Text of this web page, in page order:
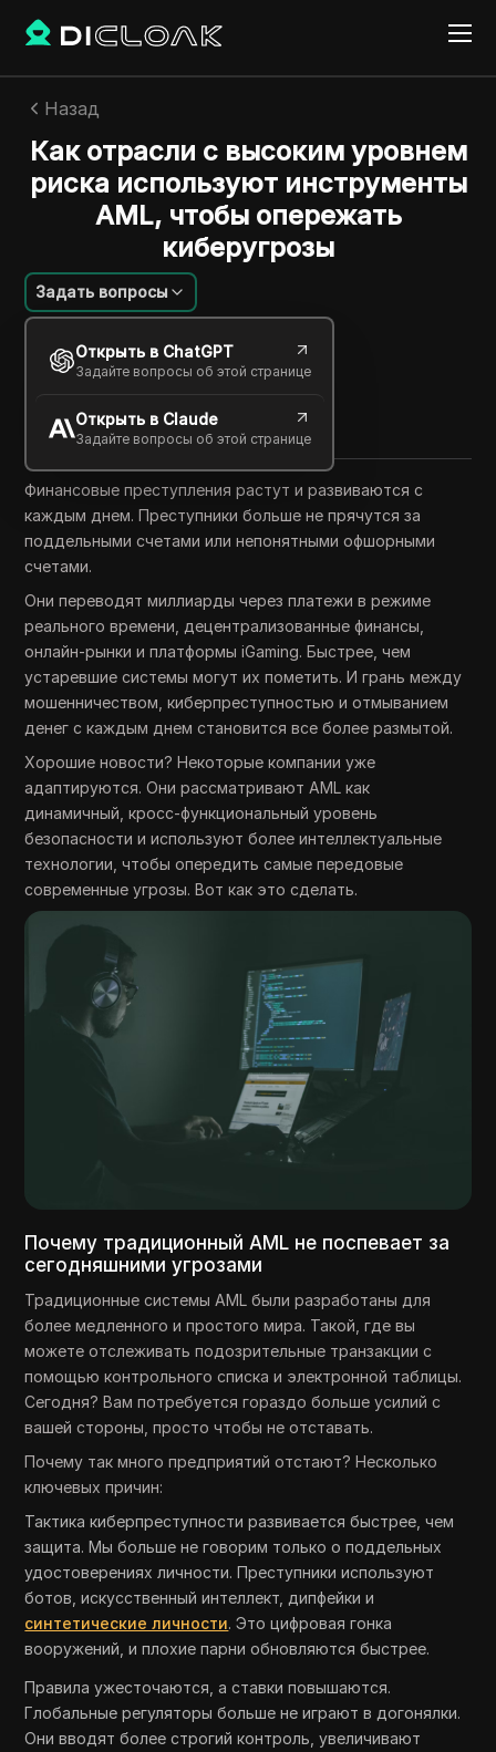
Назад
Как отрасли с высоким уровнем
риска используют инструменты
AML, чтобы опережать
киберугрозы
Задать вопросы
Открыть в ChatGPT
Задайте вопросы об этой странице
Открыть в Claude
Задайте вопросы об этой странице
Шарльс Мартинес
05 авг. 2025 4 минут
Copy Link
Финансовые преступления растут и развиваются с
каждым днем. Преступники больше не прячутся за
поддельными счетами или непонятными офшорными
счетами.
Они переводят миллиарды через платежи в режиме
реального времени, децентрализованные финансы,
онлайн-рынки и платформы iGaming. Быстрее, чем
устаревшие системы могут их пометить. И грань между
мошенничеством, киберпреступностью и отмыванием
денег с каждым днем становится все более размытой.
Хорошие новости? Некоторые компании уже
адаптируются. Они рассматривают AML как
динамичный, кросс-функциональный уровень
безопасности и используют более интеллектуальные
технологии, чтобы опередить самые передовые
современные угрозы. Вот как это сделать.
Почему традиционный AML не поспевает за
сегодняшними угрозами
Традиционные системы AML были разработаны для
более медленного и простого мира. Такой, где вы
можете отслеживать подозрительные транзакции с
помощью контрольного списка и электронной таблицы.
Сегодня? Вам потребуется гораздо больше усилий с
вашей стороны, просто чтобы не отставать.
Почему так много предприятий отстают? Несколько
ключевых причин:
Тактика киберпреступности развивается быстрее, чем
защита. Мы больше не говорим только о поддельных
удостоверениях личности. Преступники используют
ботов, искусственный интеллект, дипфейки и
синтетические личности. Это цифровая гонка
вооружений, и плохие парни обновляются быстрее.
Правила ужесточаются, а ставки повышаются.
Глобальные регуляторы больше не играют в догонялки.
Они вводят более строгий контроль, увеличивают